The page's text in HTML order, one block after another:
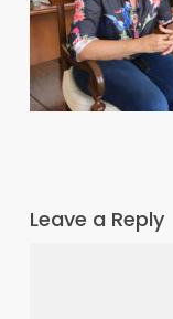
Leave a Reply